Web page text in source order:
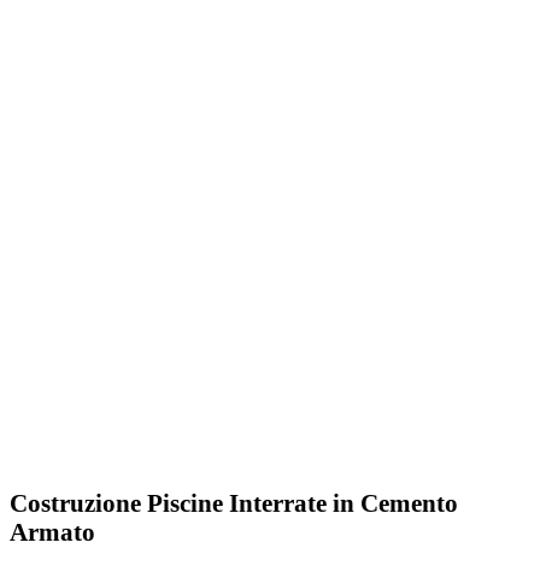
Costruzione Piscine Interrate in Cemento
Armato